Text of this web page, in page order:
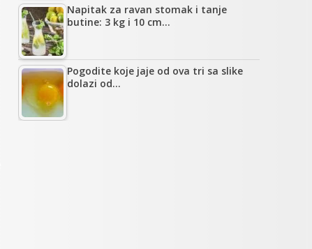
Napitak za ravan stomak i tanje
butine: 3 kg i 10 cm…
Pogodite koje jaje od ova tri sa slike
dolazi od…